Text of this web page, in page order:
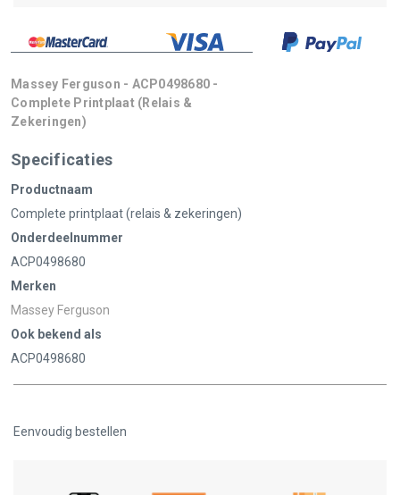
Massey Ferguson - ACP0498680 -
Complete Printplaat (relais &
Zekeringen)
Specificaties
Productnaam
Complete printplaat (relais & zekeringen)
Onderdeelnummer
ACP0498680
Merken
Massey Ferguson
Ook bekend als
ACP0498680
Eenvoudig bestellen